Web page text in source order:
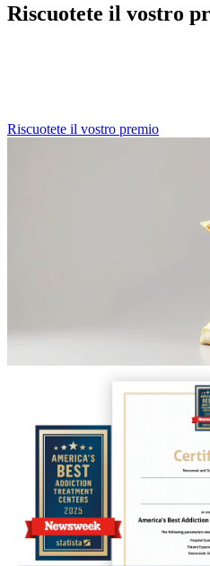
Riscuotete il vostro
Riscuotete il vostro premio